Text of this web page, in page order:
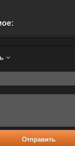
Отправить